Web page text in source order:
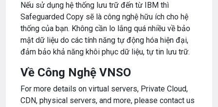
Nếu sử dụng hệ thống lưu trữ đến từ IBM thì
Safeguarded Copy sẽ là công nghệ hữu ích cho hệ
thống của bạn. Không cần lo lắng quá nhiều về bảo
mật dữ liệu do các tính năng tự động hóa hiện đại,
đảm bảo khả năng khôi phục dữ liệu, tự tin lưu trữ.
Về Công Nghệ VNSO
For more details on virtual servers, Private Cloud,
CDN, physical servers, and more, please contact us